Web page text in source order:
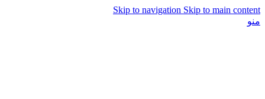
Skip to navigation Skip to main content
منو